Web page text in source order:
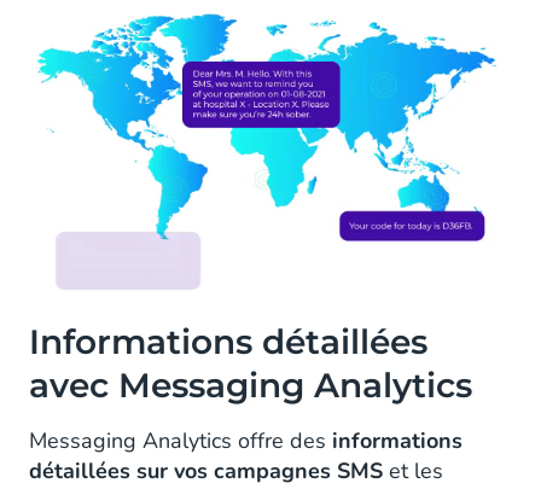
Informations détaillées
avec Messaging Analytics
Messaging Analytics offre des informations
détaillées sur vos campagnes SMS et les